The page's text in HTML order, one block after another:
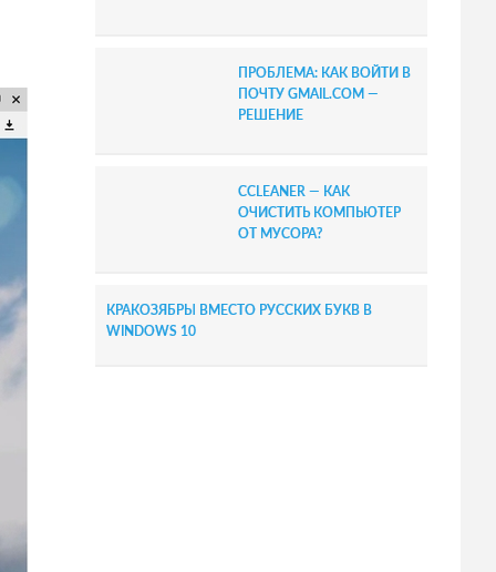
ПРОБЛЕМА: КАК ВОЙТИ В
ПОЧТУ GMAIL.COM —
РЕШЕНИЕ
CCLEANER — КАК
ОЧИСТИТЬ КОМПЬЮТЕР
ОТ МУСОРА?
КРАКОЗЯБРЫ ВМЕСТО РУССКИХ БУКВ В
WINDOWS 10